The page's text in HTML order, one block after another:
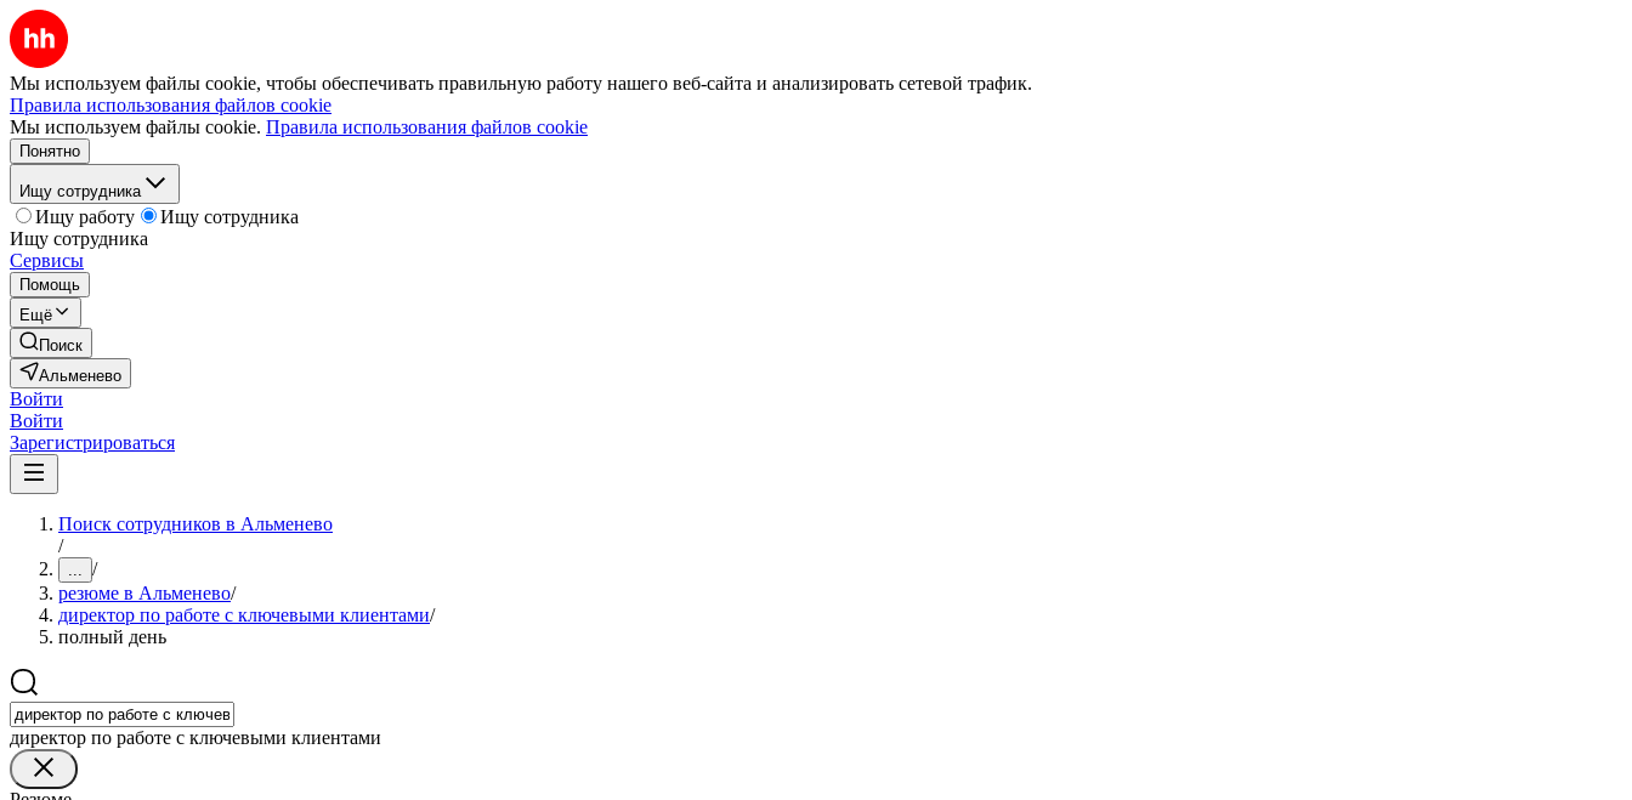
Мы используем файлы cookie, чтобы обеспечивать правильную работу нашего веб-сайта и анализировать сетевой трафик.
Правила использования файлов cookie
Мы используем файлы cookie. Правила использования файлов cookie
Понятно
Ищу сотрудника
Ищу работу
Ищу сотрудника
Ищу сотрудника
Сервисы
Помощь
Ещё
Поиск
Альменево
Войти
Войти
Зарегистрироваться
Поиск сотрудников в Альменево
/
... /
резюме в Альменево/
директор по работе с ключевыми клиентами/
полный день
директор по работе с ключевыми клиентами